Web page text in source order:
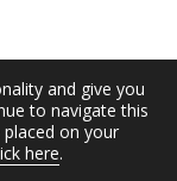
and give you
to navigate this
on your
here.